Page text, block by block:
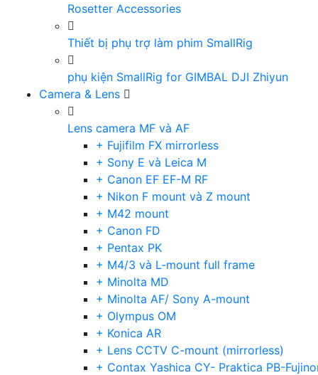
Rosetter Accessories
Thiết bị phụ trợ làm phim SmallRig
phụ kiện SmallRig for GIMBAL DJI Zhiyun
Camera & Lens
Lens camera MF và AF
+ Fujifilm FX mirrorless
+ Sony E và Leica M
+ Canon EF EF-M RF
+ Nikon F mount và Z mount
+ M42 mount
+ Canon FD
+ Pentax PK
+ M4/3 và L-mount full frame
+ Minolta MD
+ Minolta AF/ Sony A-mount
+ Olympus OM
+ Konica AR
+ Lens CCTV C-mount (mirrorless)
+ Contax Yashica CY- Praktica PB-